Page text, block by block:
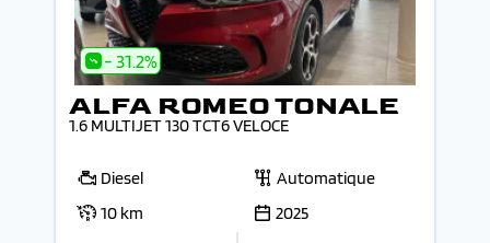
- 31.2%
ALFA ROMEO TONALE
1.6 MULTIJET 130 TCT6 VELOCE
Diesel
Automatique
10 km
2025